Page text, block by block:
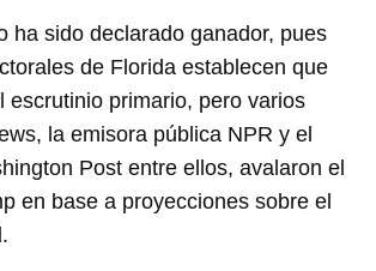
ha sido declarado ganador, pues
de Florida establecen que
escrutinio primario, pero varios
la emisora pública NPR y el
Post entre ellos, avalaron el
en base a proyecciones sobre el